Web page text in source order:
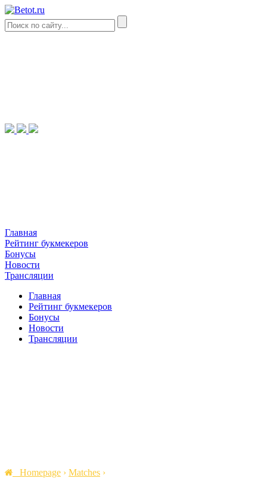
Главная
Рейтинг букмекеров
Бонусы
Новости
Трансляции
Главная
Рейтинг букмекеров
Бонусы
Новости
Трансляции
Homepage › Matches ›